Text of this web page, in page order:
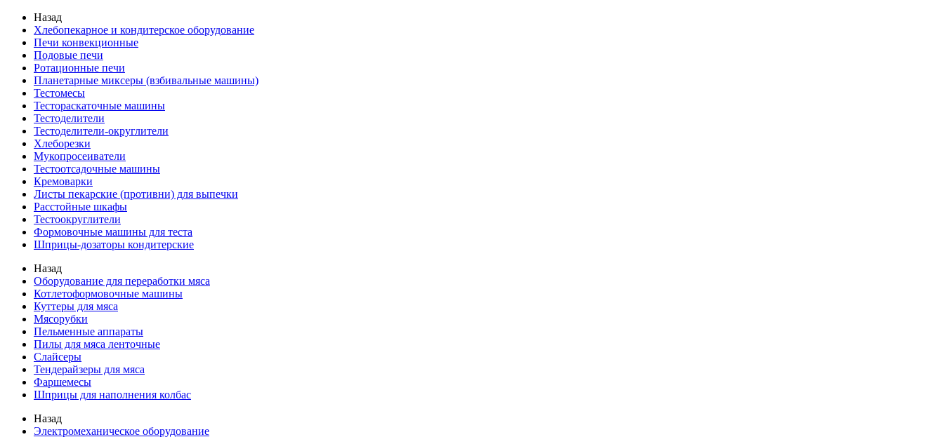
Назад
Хлебопекарное и кондитерское оборудование
Печи конвекционные
Подовые печи
Ротационные печи
Планетарные миксеры (взбивальные машины)
Тестомесы
Тестораскаточные машины
Тестоделители
Тестоделители-округлители
Хлеборезки
Мукопросеиватели
Тестоотсадочные машины
Кремоварки
Листы пекарские (противни) для выпечки
Расстойные шкафы
Тестоокруглители
Формовочные машины для теста
Шприцы-дозаторы кондитерские
Назад
Оборудование для переработки мяса
Котлетоформовочные машины
Куттеры для мяса
Мясорубки
Пельменные аппараты
Пилы для мяса ленточные
Слайсеры
Тендерайзеры для мяса
Фаршемесы
Шприцы для наполнения колбас
Назад
Электромеханическое оборудование